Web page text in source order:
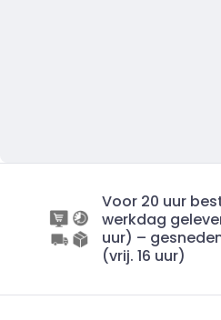
Voor 20 uur
werkdag
uur) –
(vrij. 16 uur)